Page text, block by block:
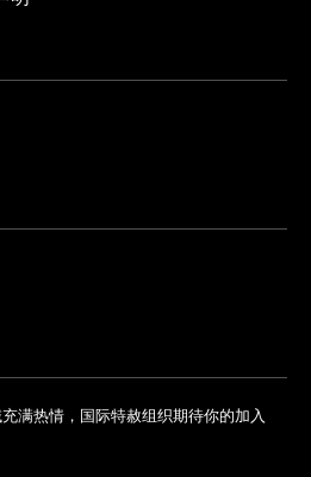
满热情，国际特赦组织期待你的加入